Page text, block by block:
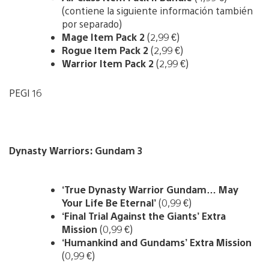
(contiene la siguiente información también
por separado)
Mage Item Pack 2(2,99 €)
Rogue Item Pack 2(2,99 €)
Warrior Item Pack 2(2,99 €)
PEGI 16
Dynasty Warriors: Gundam 3
‘True Dynasty Warrior Gundam… May
Your Life Be Eternal’(0,99 €)
‘Final Trial Against the Giants’ Extra
Mission (0,99 €)
‘Humankind and Gundams’ Extra Mission
(0,99 €)